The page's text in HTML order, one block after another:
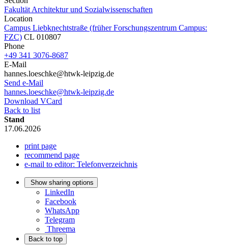
Fakultät Architektur und Sozialwissenschaften
Location
Campus Liebknechtstraße (früher Forschungszentrum Campus:
FZC) CL 010807
Phone
+49 341 3076-8687
E-Mail
hannes.loeschke@htwk-leipzig.de
Send e-Mail
hannes.loeschke@htwk-leipzig.de
Download VCard
Back to list
Stand
17.06.2026
print page
recommend page
e-mail to editor: Telefonverzeichnis
Show sharing options
LinkedIn
Facebook
WhatsApp
Telegram
Threema
Back to top